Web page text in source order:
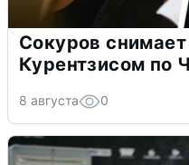
Сокуров
Курентзисом по
8 августа 0